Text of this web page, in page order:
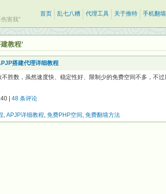
害我”
首页 乱七八糟 代理工具 关于推特 手机翻墙
教程’
搭建代理详细教程
胜数，虽然速度快、稳定性好、限制少的免费空间不多，不
| 48 条评论
, APJP详细教程, 免费PHP空间, 免费翻墙方法